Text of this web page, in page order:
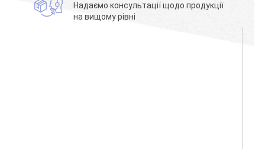
Надаємо консультації щодо продукції
на вищому рівні